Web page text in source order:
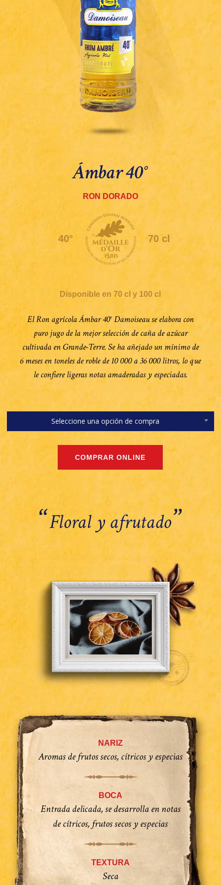
Ámbar 40°
RON DORADO
40° 70 cl
Disponible en 70 cl y 100 cl
El Ron agrícola Ámbar 40° Damoiseau se elabora con
puro jugo de la mejor selección de caña de azúcar
cultivada en Grande-Terre. Se ha añejado un mínimo de
6 meses en toneles de roble de 10 000 a 36 000 litros, lo que
le confiere ligeras notas amaderadas y especiadas.
Seleccione una opción de compra
‘‘Floral y afrutado’’
NARIZ
Aromas de frutos secos, cítricos y especias
BOCA
Entrada delicada, se desarrolla en notas
de cítricos, frutos secos y especias
TEXTURA
Seca